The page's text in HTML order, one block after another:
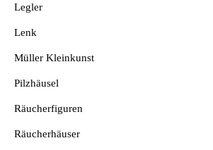
Legler
Lenk
Müller Kleinkunst
Pilzhäusel
Räucherfiguren
Räucherhäuser